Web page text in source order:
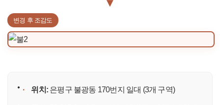
변경 후 조감도
· 위치: 은평구 불광동 170번지 일대 (3개 구역)